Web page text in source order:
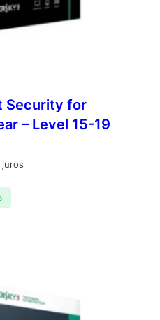
Security for
– Level 15-19
juros